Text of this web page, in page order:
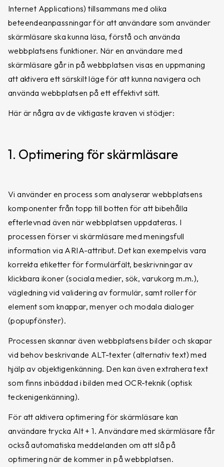
Internet Applications) tillsammans med olika
beteendeanpassningar för att användare som använder
skärmläsare ska kunna läsa, förstå och använda
webbplatsens funktioner. När en användare med
skärmläsare går in på webbplatsen visas en uppmaning
att aktivera ett särskilt läge för att kunna navigera och
använda webbplatsen på ett effektivt sätt.
Här är några av de viktigaste kraven vi stödjer:
1. Optimering för skärmläsare
Vi använder en process som analyserar webbplatsens
komponenter från topp till botten för att bibehålla
efterlevnad även när webbplatsen uppdateras. I
processen förser vi skärmläsare med meningsfull
information via ARIA-attribut. Det kan exempelvis vara
korrekta etiketter för formulärfält, beskrivningar av
klickbara ikoner (sociala medier, sök, varukorg m.m.),
vägledning vid validering av formulär, samt roller för
element som knappar, menyer och modala dialoger
(popupfönster).
Processen skannar även webbplatsens bilder och skapar
vid behov beskrivande ALT-texter (alternativ text) med
hjälp av objektigenkänning. Den kan även extrahera text
som finns inbäddad i bilden med OCR-teknik (optisk
teckenigenkänning).
För att aktivera optimering för skärmläsare kan
användare trycka Alt + 1. Användare med skärmläsare får
också automatiska meddelanden om att slå på
optimering när de kommer in på webbplatsen.